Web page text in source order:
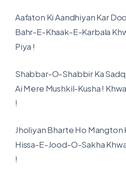
Aafaton Ki Aandhiyan Kar
Bahr-E-Khaak-E-Karbala
Piya !
Shabbar-O-Shabbir Ka
Ai Mere Mushkil-Kusha !
!
Jholiyan Bharte Ho Mangton
Hissa-E-Jood-O-Sakha
!